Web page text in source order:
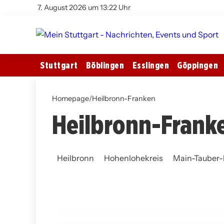
7. August 2026 um 13:22 Uhr
Stuttgart Böblingen Esslingen Göppingen
Homepage/Heilbronn-Franken
Heilbronn-
Heilbronn Hohenlohekreis Main-
Unfallflucht im Hohenlohekreis: 62-